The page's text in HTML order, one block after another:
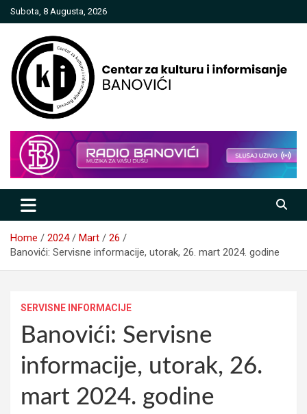
Skip
to
Subota, 8 Augusta, 2026
Centar za kulturu i informisanje
Banovići
Home 2024 Mart
26
Banovići: Servisne informacije, utorak, 26. mart 2024. godine
SERVISNE INFORMACIJE
Banovići: Servisne
informacije, utorak, 26.
mart 2024. godine